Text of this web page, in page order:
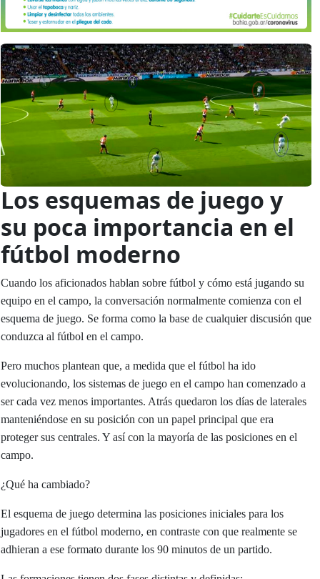
Los esquemas de juego y
su poca importancia en el
fútbol moderno
Cuando los aficionados hablan sobre fútbol y cómo está jugando su
equipo en el campo, la conversación normalmente comienza con el
esquema de juego. Se forma como la base de cualquier discusión que
conduzca al fútbol en el campo.
Pero muchos plantean que, a medida que el fútbol ha ido
evolucionando, los sistemas de juego en el campo han comenzado a
ser cada vez menos importantes. Atrás quedaron los días de laterales
manteniéndose en su posición con un papel principal que era
proteger sus centrales. Y así con la mayoría de las posiciones en el
campo.
¿Qué ha cambiado?
El esquema de juego determina las posiciones iniciales para los
jugadores en el fútbol moderno, en contraste con que realmente se
adhieran a ese formato durante los 90 minutos de un partido.